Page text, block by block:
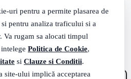
uri pentru a permite plasarea de
pentru analiza traficului si a
rugam sa alocati timpul
Politica de Cookie,
si Clauze si Conditii.
site-ului implică acceptarea
Comunicare in limba romana
Valentina Stefan-Caradeanu